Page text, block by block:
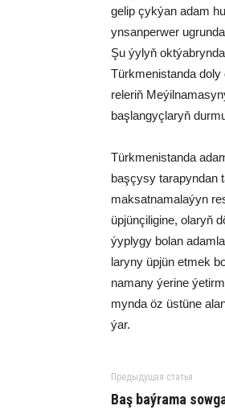
ge­lip çyk­ýan adam
yn­san­per­wer
Şu ýy­lyň
Türk­me­nis­tan­da
re­le­riň
baş­lan­gyç­la­ryň
Türk­me­nis­tan­da
baş­çy­sy ta­ra­pyn­dan
mak­sat­na­ma­la­ýyn
üpjünçiligine, ola­ryň
ýyp­ly­gy bo­lan
la­ry­ny üp­jün et­mek
na­ma­ny ýe­ri­ne
myn­da öz üstüne
ýar.
Предыдущая статья
Baş baý­ra­ma